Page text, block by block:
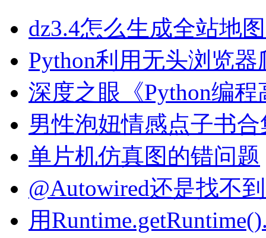
dz3.4怎么生成全站地
Python利用无头浏览
深度之眼《Python编
男性泡妞情感点子书
单片机仿真图的错问题
@Autowired还是找不
用